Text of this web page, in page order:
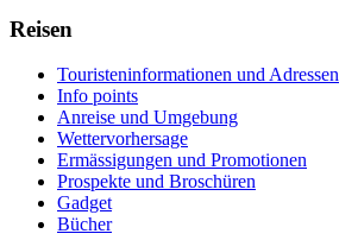
Reisen
Touristeninformationen und Adressen
Info points
Anreise und Umgebung
Wettervorhersage
Ermässigungen und Promotionen
Prospekte und Broschüren
Gadget
Bücher